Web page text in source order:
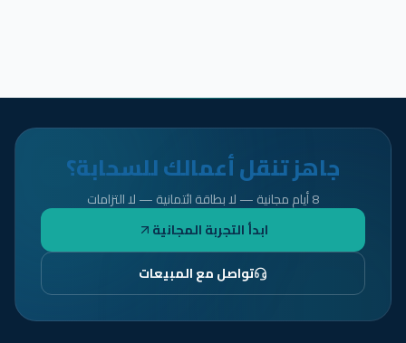
جاهز تنقل أعمالك للسحابة؟
8 أيام مجانية — لا بطاقة ائتمانية — لا التزامات
ابدأ التجربة المجانية
تواصل مع المبيعات